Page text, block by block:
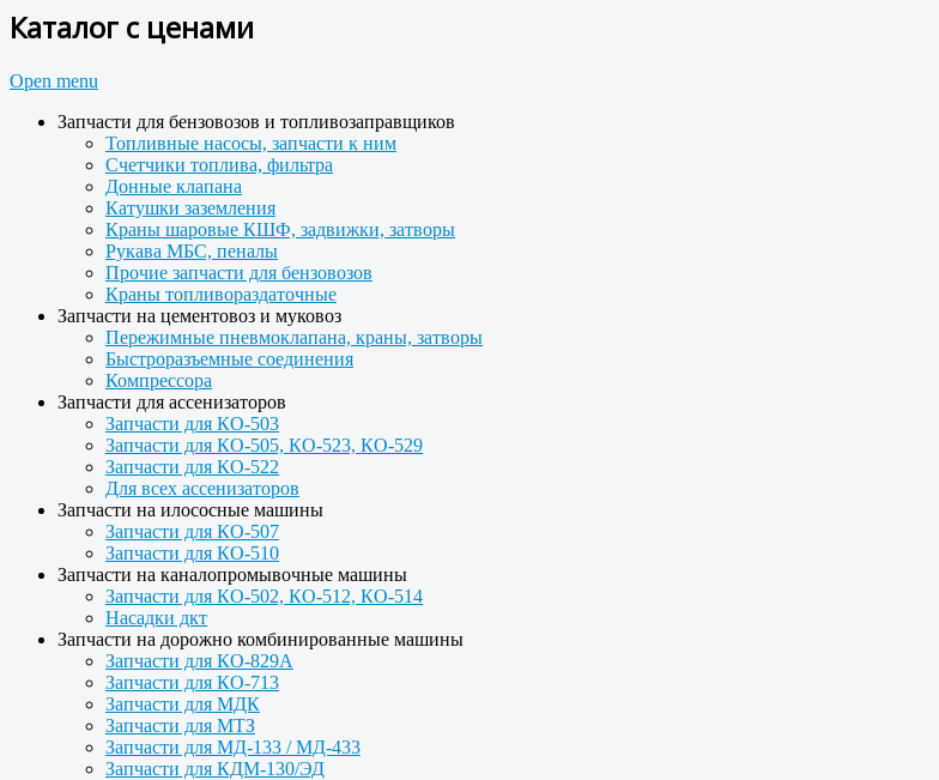
Каталог с ценами
Open menu
Запчасти для бензовозов и топливозаправщиков
Топливные насосы, запчасти к ним
Счетчики топлива, фильтра
Донные клапана
Катушки заземления
Краны шаровые КШФ, задвижки, затворы
Рукава МБС, пеналы
Прочие запчасти для бензовозов
Краны топливораздаточные
Запчасти на цементовоз и муковоз
Пережимные пневмоклапана, краны, затворы
Быстроразъемные соединения
Компрессора
Запчасти для ассенизаторов
Запчасти для КО-503
Запчасти для КО-505, КО-523, КО-529
Запчасти для КО-522
Для всех ассенизаторов
Запчасти на илососные машины
Запчасти для КО-507
Запчасти для КО-510
Запчасти на каналопромывочные машины
Запчасти для КО-502, КО-512, КО-514
Насадки дкт
Запчасти на дорожно комбинированные машины
Запчасти для КО-829А
Запчасти для КО-713
Запчасти для МДК
Запчасти для МТЗ
Запчасти для МД-133 / МД-433
Запчасти для КДМ-130/ЭД